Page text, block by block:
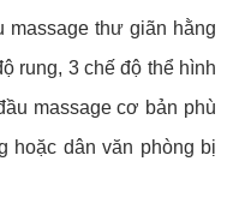
massage thư giãn hằng
rung, 3 chế độ thể hình
massage cơ bản phù
hoặc dân văn phòng bị